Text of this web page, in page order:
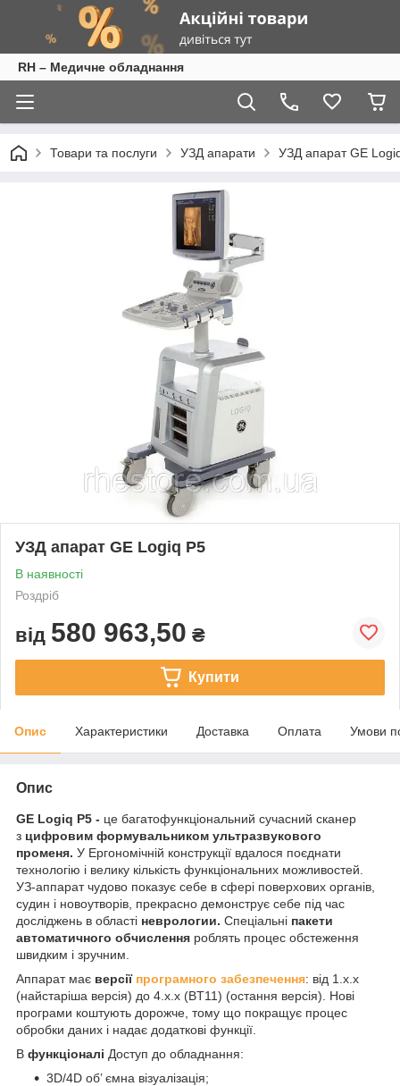
RH – Медичне обладнання
Товари та послуги УЗД апарати УЗД апарат GE
УЗД апарат GE Logiq P5
В наявності
Роздріб
від 580 963,50 ₴
Купити
Опис Характеристики Доставка Оплата Умови
Опис
GE Logiq P5 - це багатофункціональний сучасний сканер
з цифровим формувальником ультразвукового
променя. У Ергономічній конструкції вдалося поєднати
технологію і велику кількість функціональних можливостей.
УЗ-аппарат чудово показує себе в сфері поверхових органів,
судин і новоутворів, прекрасно демонструє себе під час
досліджень в області неврологии. Спеціальні пакети
автоматичного обчислення роблять процес обстеження
швидким і зручним.
Аппарат має версії програмного забезпечення: від 1.x.x
(найстаріша версія) до 4.x.x (BT11) (остання версія). Нові
програми коштують дорожче, тому що покращує процес
обробки даних і надає додаткові функції.
В функціоналі Доступ до обладнання:
3D/4D об’ ємна візуалізація;